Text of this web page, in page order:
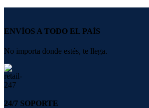
ENVÍOS A TODO EL PAÍS
No importa donde estés, te llega.
24/7 SOPORTE